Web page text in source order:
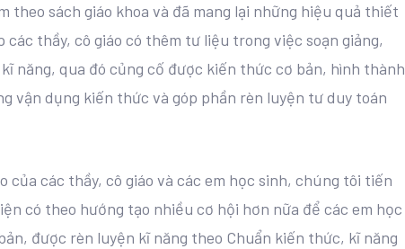
theo sách giáo khoa và đã mang lại những hiệu quả thiết
thầy, cô giáo có thêm tư liệu trong việc soạn giảng,
năng, qua đó củng cố được kiến thức cơ bản, hình thành
vận dụng kiến thức và góp phần rèn luyện tư duy toán
của các thầy, cô giáo và các em học sinh, chúng tôi tiến
có theo hướng tạo nhiều cơ hội hơn nữa để các em học
được rèn luyện kĩ năng theo Chuẩn kiến thức, kĩ năng